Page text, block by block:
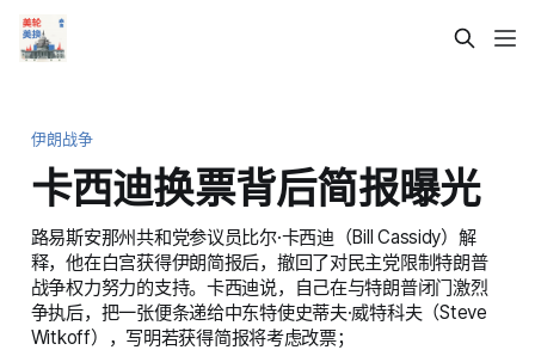
伊朗战争
卡西迪换票背后简报曝光
路易斯安那州共和党参议员比尔·卡西迪（Bill Cassidy）解
释，他在白宫获得伊朗简报后，撤回了对民主党限制特朗普
战争权力努力的支持。卡西迪说，自己在与特朗普闭门激烈
争执后，把一张便条递给中东特使史蒂夫·威特科夫（Steve
Witkoff），写明若获得简报将考虑改票；